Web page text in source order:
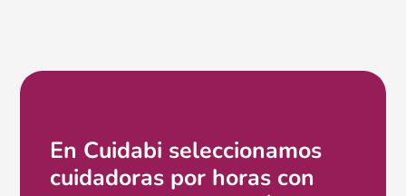
En Cuidabi seleccionamos
cuidadoras por horas con